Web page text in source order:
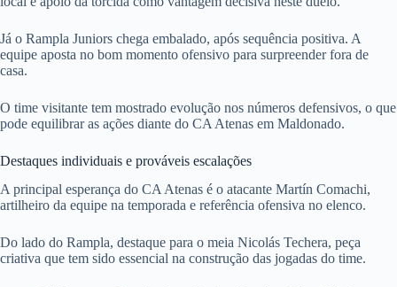
Já o Rampla Juniors chega embalado, após sequência positiva. A
equipe aposta no bom momento ofensivo para surpreender fora de
casa.
O time visitante tem mostrado evolução nos números defensivos, o que
pode equilibrar as ações diante do CA Atenas em Maldonado.
Destaques individuais e prováveis escalações
A principal esperança do CA Atenas é o atacante Martín Comachi,
artilheiro da equipe na temporada e referência ofensiva no elenco.
Do lado do Rampla, destaque para o meia Nicolás Techera, peça
criativa que tem sido essencial na construção das jogadas do time.